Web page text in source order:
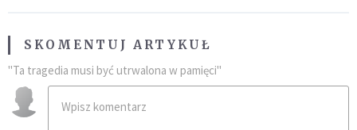
SKOMENTUJ ARTYKUŁ
"Ta tragedia musi być utrwalona w pamięci"